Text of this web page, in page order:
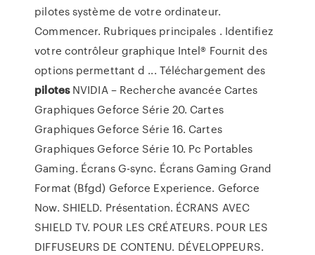
pilotes système de votre ordinateur.
Commencer. Rubriques principales . Identifiez
votre contrôleur graphique Intel® Fournit des
options permettant d ... Téléchargement des
pilotesNVIDIA – Recherche avancée Cartes
Graphiques Geforce Série 20. Cartes
Graphiques Geforce Série 16. Cartes
Graphiques Geforce Série 10. Pc Portables
Gaming. Écrans G-sync. Écrans Gaming Grand
Format (Bfgd) Geforce Experience. Geforce
Now. SHIELD. Présentation. ÉCRANS AVEC
SHIELD TV. POUR LES CRÉATEURS. POUR LES
DIFFUSEURS DE CONTENU. DÉVELOPPEURS.